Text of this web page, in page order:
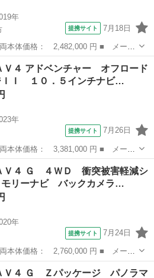
年
提携サイト 7月18日
ＡＶ４ ■ グレード名： Ｇ Ｚパ
バックカメラ ＥＴＣ 前ドラレコ
Ｖ４ アドベンチャー オフロード
ＩＩ １０．５インチナビ…
年
提携サイト 7月26日
ＡＶ４ ■ グレード名： アドベン
ＩＩ １０．５インチナビ／パノラミ
Ｖ４ Ｇ ４ＷＤ 衝突被害軽減シ
リーナビ バックカメラ…
年
提携サイト 7月24日
ＡＶ４ ■ グレード名： Ｇ ４Ｗ
リーナビ バックカメラ フルセ
Ｖ４ Ｇ Ｚパッケージ パノラマ